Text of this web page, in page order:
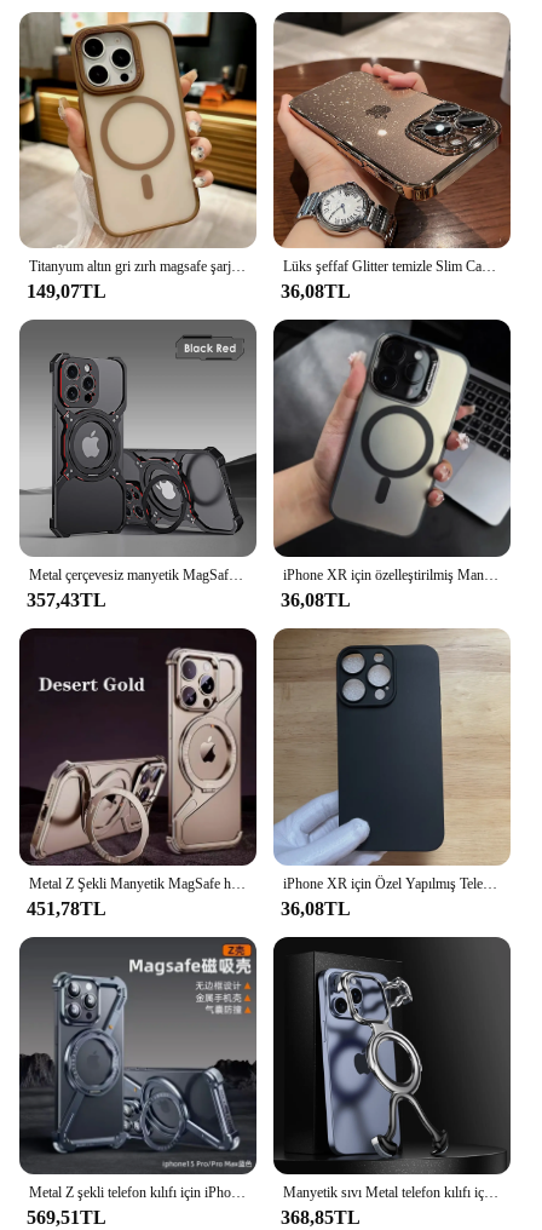
Titanyum altın gri zırh magsafe şarj telefon kılıfı için iPhone 16 15 14 13 12 11 Pro Max artı manyetik darbeye sert kapak
149,07TL
Lüks şeffaf Glitter temizle Slim Case iPhone 12 13 14 artı 15 16 Pro Max elektroliz altın tampon sert plastik kapak
36,08TL
Metal çerçevesiz manyetik MagSafe telefon kılıfı için iPhone 13 14 15 Pro Max 360 dönen standı kabuk Metal tampon Lens koruma kapağı
357,43TL
iPhone XR için özelleştirilmiş Manyetik Telefon Kılıfı 14pro Arka Kapak xr'ye dönüştürüldü 15pro Moda Sert Kılıf
36,08TL
Metal Z Şekli Manyetik MagSafe halkalı telefon kılıfı iPhone 13 14 15 16 Pro Max Alüminyum Kabuk Çıkarılabilir Snap-on Çerçevesiz Kapak
451,78TL
iPhone XR için Özel Yapılmış Telefon Kılıfı 15Pro Yumuşak Mat Kılıf Xr 15pro'ye Dönüştü Arka Kapağı Koruyun
36,08TL
Metal Z şekli telefon kılıfı için iPhone 14 13 Pro 15 Pro Max 15Pro telefon koruyucu kapak tampon w 360 ° rotasyon tutucu telefon kapak
569,51TL
Manyetik sıvı Metal telefon kılıfı için iPhone 13 14 15 Pro Max hava yastığı ile darbeye tampon düzensiz Metal anti-sonbahar kapak Funda
368,85TL